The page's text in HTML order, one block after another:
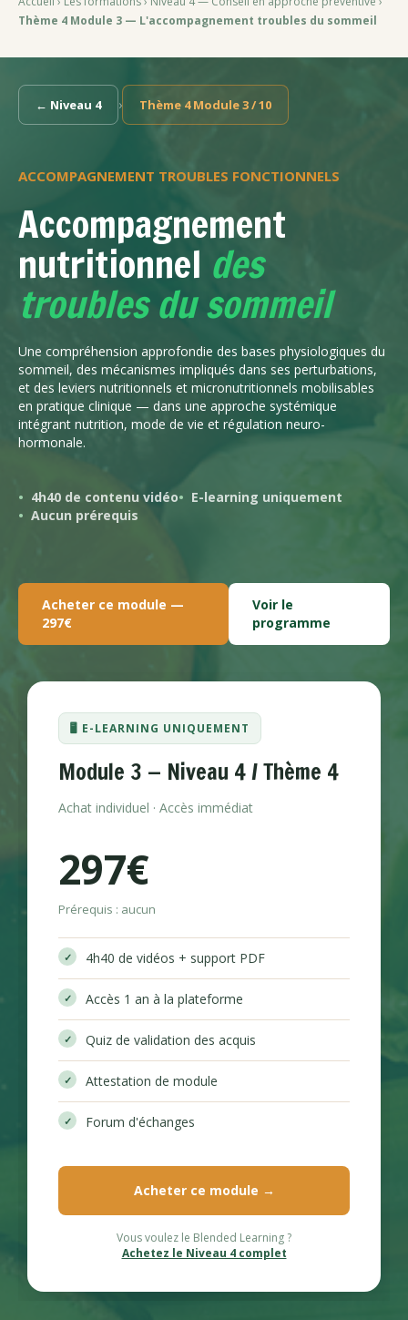
Thème 4 Module 3 — L'accompagnement troubles du sommeil
← Niveau 4 › Thème 4 Module 3 / 10
ACCOMPAGNEMENT TROUBLES FONCTIONNELS
Accompagnement
nutritionnel des
troubles du sommeil
Une compréhension approfondie des bases physiologiques du
sommeil, des mécanismes impliqués dans ses perturbations,
et des leviers nutritionnels et micronutritionnels mobilisables
en pratique clinique — dans une approche systémique
intégrant nutrition, mode de vie et régulation neuro-
hormonale.
4h40 de contenu vidéo
E-learning uniquement
Aucun prérequis
Acheter ce module —
297€
Voir le
programme
🖥️ E-LEARNING UNIQUEMENT
Module 3 — Niveau 4 / Thème 4
Achat individuel · Accès immédiat
297€
Prérequis : aucun
4h40 de vidéos + support PDF
Accès 1 an à la plateforme
Quiz de validation des acquis
Attestation de module
Forum d'échanges
Acheter ce module →
Vous voulez le Blended Learning ?
Achetez le Niveau 4 complet